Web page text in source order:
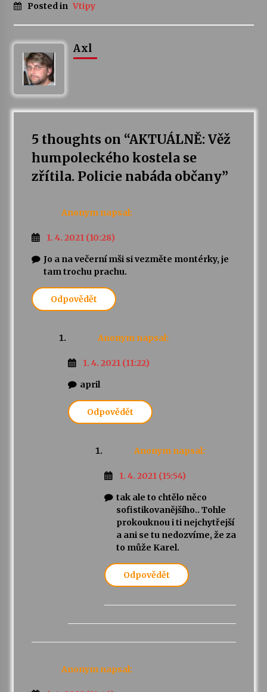
Posted in Vtipy
Axl
5 thoughts on “AKTUÁLNĚ: Věž
humpoleckého kostela se
zřítila. Policie nabáda občany”
Anonym napsal:
1. 4. 2021 (10:28)
Jo a na večerní mši si vezměte montérky, je
tam trochu prachu.
Odpovědět
Anonym napsal:
1. 4. 2021 (11:22)
april
Odpovědět
Anonym napsal:
1. 4. 2021 (15:54)
tak ale to chtělo něco
sofistikovanějšího.. Tohle
prokouknou i ti nejchytřejší
a ani se tu nedozvíme, že za
to může Karel.
Odpovědět
Anonym napsal: